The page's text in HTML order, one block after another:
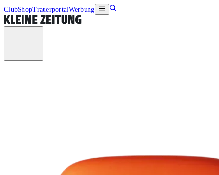
ClubShopTrauerportalWerbung